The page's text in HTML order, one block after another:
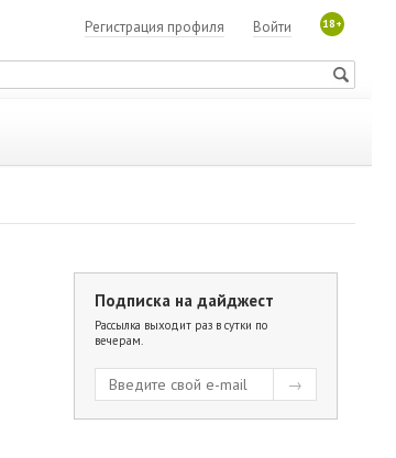
18+
Войти
Регистрация профиля
Подписка на дайджест
Рассылка выходит раз в сутки по
вечерам.